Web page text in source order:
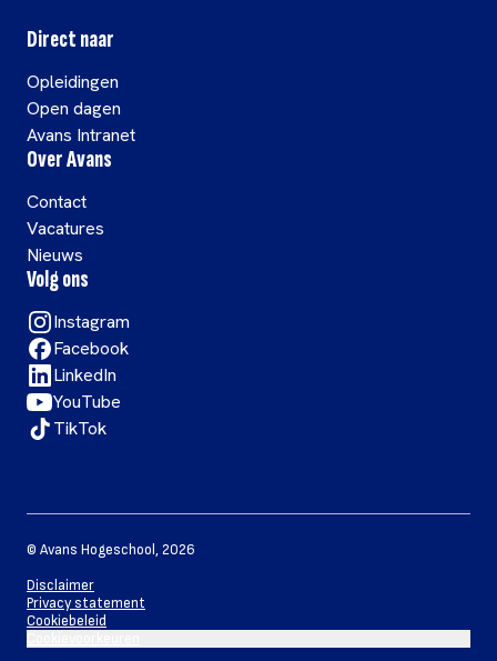
Direct naar
Opleidingen
Open dagen
Avans Intranet
Over Avans
Contact
Vacatures
Nieuws
Volg ons
Instagram
Facebook
LinkedIn
YouTube
TikTok
© Avans Hogeschool ,2026
Disclaimer
Privacy statement
Cookiebeleid